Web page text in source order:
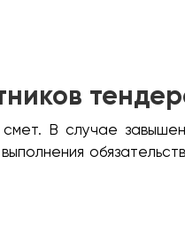
В случае